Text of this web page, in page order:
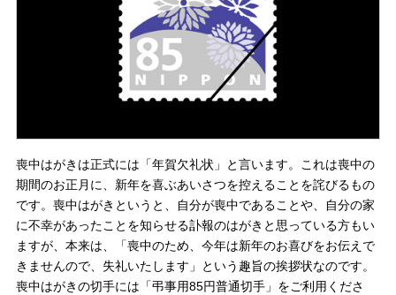
喪中はがきは正式には「年賀欠礼状」と言います。これは喪中の
期間のお正月に、新年を喜ぶあいさつを控えることを詫びるもの
です。喪中はがきというと、自分が喪中であることや、自分の家
に不幸があったことを知らせる訃報のはがきと思っている方もい
ますが、本来は、「喪中のため、今年は新年のお喜びをお伝えで
きませんので、失礼いたします」という趣旨の挨拶状なのです。
喪中はがきの切手には「弔事用85円普通切手」をご利用くださ